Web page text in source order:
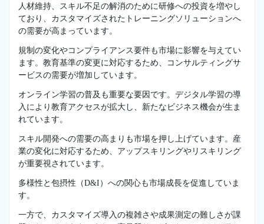
人材維持、スキル不足の解消のために研修への投資を増やし
ており、カスタマイズされたトレーニングソリューションへ
の需要が高まっています。
規制の変化やコンプライアンス要件も市場に影響を与えてい
ます。教育基準の変更に対応するため、コンサルティングサ
ービスの需要が増加しています。
オンライン学習の普及も重要な要因です。デジタル学習の導
入により教育アクセスが拡大し、新たなビジネス機会が生ま
れています。
スキル開発への需要の高まりも市場を押し上げています。産
業の変化に対応するため、アップスキリングやリスキリング
が重要視されています。
多様性と包摂性（D&I）への関心も市場成長を促進していま
す。
一方で、カスタマイズ導入の複雑さや成果測定の難しさが課